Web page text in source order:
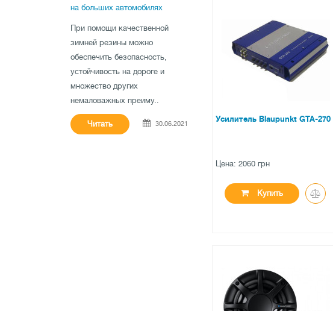
на больших автомобилях
При помощи качественной
зимней резины можно
обеспечить безопасность,
устойчивость на дороге и
множество других
немаловажных преиму..
Читать 30.06.2021
0 отзывов
Усилитель Blaupunkt GTA-270
Цена: 2060 грн
Купить
0 отзывов